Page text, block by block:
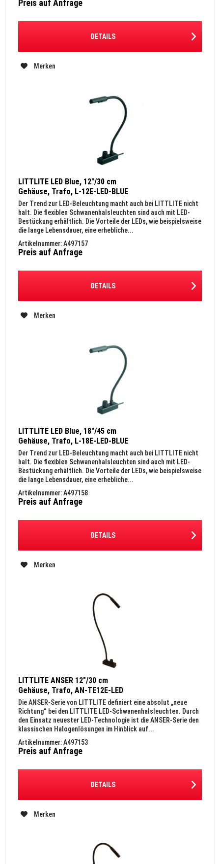
Preis auf Anfrage
DETAILS
Merken
LITTLITE LED Blue, 12"/30 cm
Gehäuse, Trafo, L-12E-LED-BLUE
Der Trend zur LED-Beleuchtung macht auch bei LITTLITE nicht
halt. Die flexiblen Schwanenhalsleuchten sind auch mit LED-
Bestückung erhältlich. Die Vorteile der LEDs, wie beispielsweise
die lange Lebensdauer, eine erhebliche...
Artikelnummer: A497157
Preis auf Anfrage
DETAILS
Merken
LITTLITE LED Blue, 18"/45 cm
Gehäuse, Trafo, L-18E-LED-BLUE
Der Trend zur LED-Beleuchtung macht auch bei LITTLITE nicht
halt. Die flexiblen Schwanenhalsleuchten sind auch mit LED-
Bestückung erhältlich. Die Vorteile der LEDs, wie beispielsweise
die lange Lebensdauer, eine erhebliche...
Artikelnummer: A497158
Preis auf Anfrage
DETAILS
Merken
LITTLITE ANSER 12"/30 cm
Gehäuse, Trafo, AN-TE12E-LED
Die ANSER-Serie von LITTLITE definiert eine absolut „neue
Richtung“ bei den LITTLITE LED-Schwanenhalsleuchten. Durch
den Einsatz neuester LED-Technologie ist die ANSER-Serie den
klassischen Halogenlösungen im Hinblick auf...
Artikelnummer: A497153
Preis auf Anfrage
DETAILS
Merken